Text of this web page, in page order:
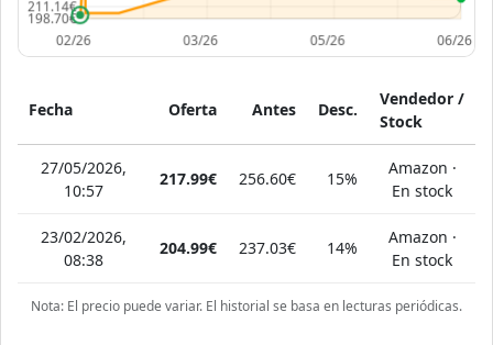
Fecha Oferta Antes Desc.
Vendedor /
Stock
27/05/2026,
10:57
217.99€ 256.60€ 15%
Amazon ·
En stock
23/02/2026,
08:38
204.99€ 237.03€ 14%
Amazon ·
En stock
Nota: El precio puede variar. El historial se basa en lecturas periódicas.